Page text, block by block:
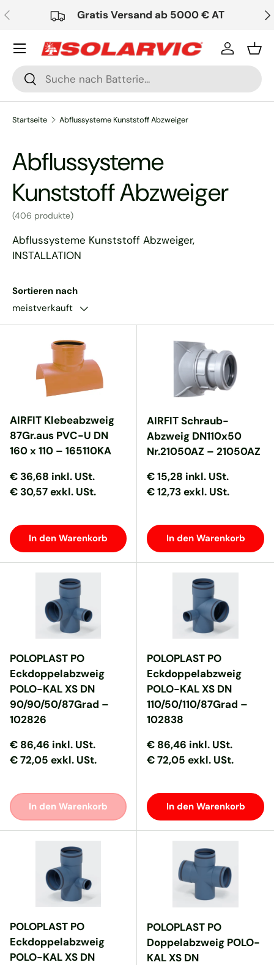
Direkt zum Inhalt
Vorherige Gratis Versand ab 5000 € AT
Suchen
Suchen
Einloggen
Startseite Abflussysteme Kunststoff Abzweiger
Abflussysteme
Kunststoff Abzweiger
(406 produkte)
Abflussysteme Kunststoff Abzweiger,
INSTALLATION
Sortieren nach
meistverkauft
AIRFIT Klebeabzweig
87Gr.aus PVC-U DN
160 x 110 – 165110KA
Normaler Preis
Normaler Preis
€ 36,68 inkl. USt.
€ 30,57 exkl. USt.
In den Warenkorb
AIRFIT Schraub-
Abzweig DN110x50
Nr.21050AZ – 21050AZ
Normaler Preis
Normaler Preis
€ 15,28 inkl. USt.
€ 12,73 exkl. USt.
In den Warenkorb
POLOPLAST PO
Eckdoppelabzweig
POLO-KAL XS DN
90/90/50/87Grad –
102826
Normaler Preis
Normaler Preis
€ 86,46 inkl. USt.
€ 72,05 exkl. USt.
In den Warenkorb
POLOPLAST PO
Eckdoppelabzweig
POLO-KAL XS DN
110/50/110/87Grad –
102838
Normaler Preis
Normaler Preis
€ 86,46 inkl. USt.
€ 72,05 exkl. USt.
In den Warenkorb
POLOPLAST PO
Eckdoppelabzweig
POLO-KAL XS DN
POLOPLAST PO
Doppelabzweig POLO-
KAL XS DN